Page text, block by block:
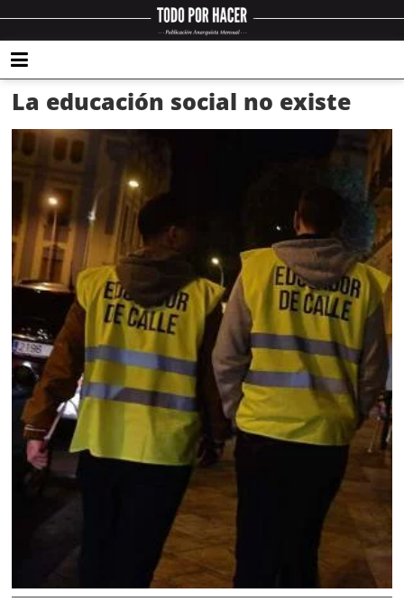
La educación social no existe